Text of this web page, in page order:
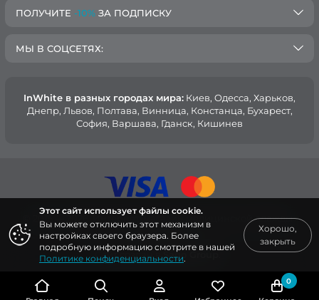
0
ПОЛУЧИТЕ -10% ЗА ПОДПИСКУ
МЫ В СОЦСЕТЯХ:
InWhite в разных городах мира: Киев, Oдесса, Харьков,
Днепр, Львов, Полтава, Винница, Констанца, Бухарест,
София, Варшава, Гданск, Кишинев
© 2015 — 2026, Интернет-магазин медицинской одежды
InWhite.
Сайт создан в Sago Group
Этот сайт использует файлы cookie.
Вы можете отключить этот механизм в
настройках своего браузера. Более
подробную информацию смотрите в нашей
Политике конфиденциальности.
Хорошо,
закрыть